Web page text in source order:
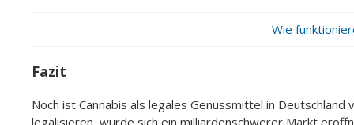
Wie
Fazit
Noch ist Cannabis als legales Genussmittel in
legalisieren, würde sich ein milliardenschwerer Markt